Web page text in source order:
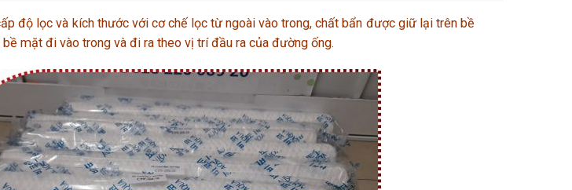
độ lọc và kíchthước với cơ chế lọc từ ngoài vào trong, chất bẩn được giữ lại trên bề
mặt đi vào trong và đi ra theo vị trí đầu ra của đường ống.